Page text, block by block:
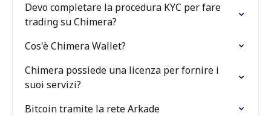
Devo completare la procedura KYC per fare
trading su Chimera?
Cos'è Chimera Wallet?
Chimera possiede una licenza per fornire i
suoi servizi?
Bitcoin tramite la rete Arkade